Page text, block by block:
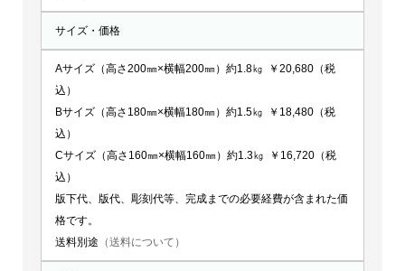
サイズ・価格
Aサイズ（高さ200㎜×横幅200㎜）約1.8㎏ ￥20,680（税
込）
Bサイズ（高さ180㎜×横幅180㎜）約1.5㎏ ￥18,480（税
込）
Cサイズ（高さ160㎜×横幅160㎜）約1.3㎏ ￥16,720（税
込）
版下代、版代、彫刻代等、完成までの必要経費が含まれた価
格です。
送料別途 （送料について）